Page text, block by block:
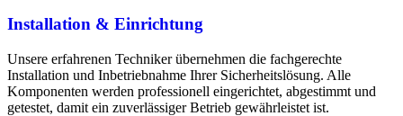
Installation & Einrichtung
Unsere erfahrenen Techniker übernehmen die fachgerechte
Installation und Inbetriebnahme Ihrer Sicherheitslösung. Alle
Komponenten werden professionell eingerichtet, abgestimmt und
getestet, damit ein zuverlässiger Betrieb gewährleistet ist.